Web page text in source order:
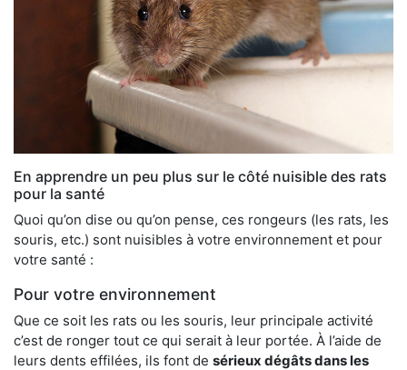
En apprendre un peu plus sur le côté nuisible des rats
pour la santé
Quoi qu’on dise ou qu’on pense, ces rongeurs (les rats, les
souris, etc.) sont nuisibles à votre environnement et pour
votre santé :
Pour votre environnement
Que ce soit les rats ou les souris, leur principale activité
c’est de ronger tout ce qui serait à leur portée. À l’aide de
leurs dents effilées, ils font de sérieux dégâts dans les